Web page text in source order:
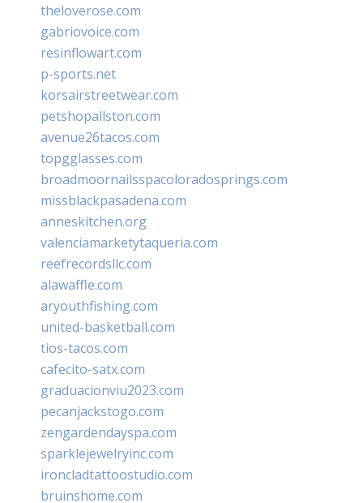
theloverose.com
gabriovoice.com
resinflowart.com
p-sports.net
korsairstreetwear.com
petshopallston.com
avenue26tacos.com
topgglasses.com
broadmoornailsspacoloradosprings.com
missblackpasadena.com
anneskitchen.org
valenciamarketytaqueria.com
reefrecordsllc.com
alawaffle.com
aryouthfishing.com
united-basketball.com
tios-tacos.com
cafecito-satx.com
graduacionviu2023.com
pecanjackstogo.com
zengardendayspa.com
sparklejewelryinc.com
ironcladtattoostudio.com
bruinshome.com